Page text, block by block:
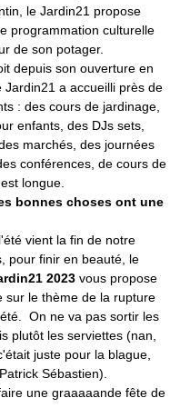
le Jardin21 propose
programmation culturelle
de son potager.
depuis son ouverture en
Jardin21 a accueilli près de
: des cours de jardinage,
enfants, des DJs sets,
marchés, des journées
conférences, de cours de
longue.
bonnes choses ont une
vient la fin de notre
pour finir en beauté, le
2023 vous propose
sur le thème de la rupture
On ne va pas sortir les
plutôt les serviettes (nan,
juste pour la blague,
Sébastien).
une graaaaande fête de